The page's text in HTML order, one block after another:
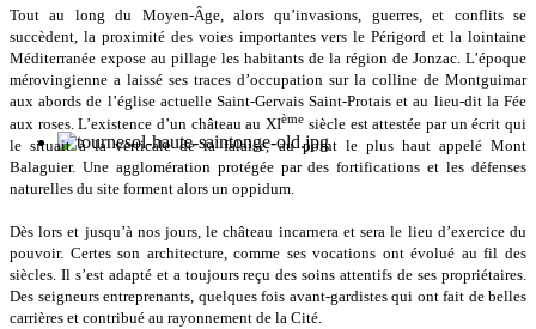
Tout au long du Moyen-Âge, alors qu’invasions, guerres, et conflits se
succèdent, la proximité des voies importantes vers le Périgord et la lointaine
Méditerranée expose au pillage les habitants de la région de Jonzac. L’époque
mérovingienne a laissé ses traces d’occupation sur la colline de Montguimar
aux abords de l’église actuelle Saint-Gervais Saint-Protais et au lieu-dit la Fée
aux roses. L’existence d’un château au XIème siècle est attestée par un écrit qui
le situait à la verticale de la falaise, au point le plus haut appelé Mont
Balaguier. Une agglomération protégée par des fortifications et les défenses
naturelles du site forment alors un oppidum.
Dès lors et jusqu’à nos jours, le château incarnera et sera le lieu d’exercice du
pouvoir. Certes son architecture, comme ses vocations ont évolué au fil des
siècles. Il s’est adapté et a toujours reçu des soins attentifs de ses propriétaires.
Des seigneurs entreprenants, quelques fois avant-gardistes qui ont fait de belles
carrières et contribué au rayonnement de la Cité.